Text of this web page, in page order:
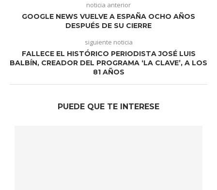
noticia anterior
GOOGLE NEWS VUELVE A ESPAÑA OCHO AÑOS
DESPUÉS DE SU CIERRE
siguiente noticia
FALLECE EL HISTÓRICO PERIODISTA JOSÉ LUIS
BALBÍN, CREADOR DEL PROGRAMA ‘LA CLAVE’, A LOS
81 AÑOS
PUEDE QUE TE INTERESE